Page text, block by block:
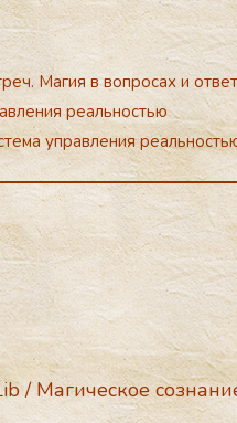
Магия в вопросах и
реальностью
управления
/Магическое